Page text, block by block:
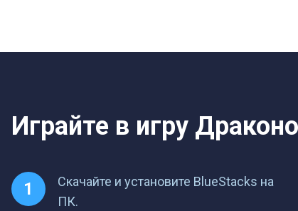
Играйте в игру
Скачайте и установите BlueStacks на
ПК.